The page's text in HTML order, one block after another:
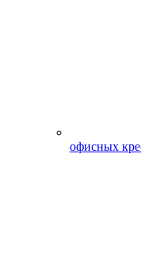
офисных